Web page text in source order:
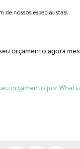
de nossos especialistas!
orçamento agora
orçamento por